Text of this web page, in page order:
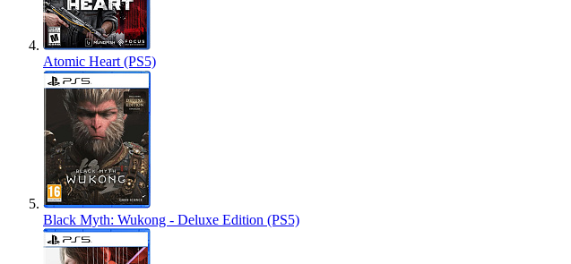
Atomic Heart (PS5)
Black Myth: Wukong - Deluxe Edition (PS5)